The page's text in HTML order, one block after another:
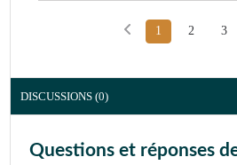
1 2 3
DISCUSSIONS (0)
Questions et réponses